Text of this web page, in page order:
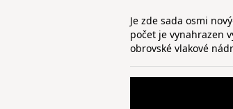
Je zde sada osmi
počet je vynahrazen
obrovské vlakové